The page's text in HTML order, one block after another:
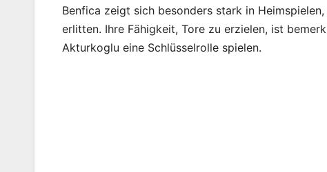
Benfica zeigt sich besonders stark in
erlitten. Ihre Fähigkeit, Tore zu erzielen, ist
Akturkoglu eine Schlüsselrolle spielen.